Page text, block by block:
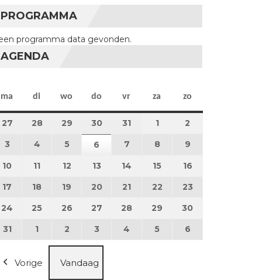
PROGRAMMA
programma data gevonden.
AGENDA
ma maandag
di dinsdag
wo woensdag
do donderdag
vr vrijdag
za zaterdag
zo
27 27 juli 2026
28 28 juli 2026
29 29 juli 2026
3030 juli 2026
31 31 juli 2026
11 augustus 2026
2
3 3 augustus 2026
4 4 augustus 2026
55 augustus 2026
6 6 augustus 2026
7 7 augustus 2026
8 8 augustus 2026
9
10 10 augustus 2026
11 11 augustus 2026
12 12 augustus 2026
13 13 augustus 2026
14 14 augustus 2026
15 15 augustus 2026
16
17 17 augustus 2026
18 18 augustus 2026
19 19 augustus 2026
20 20 augustus 2026
21 21 augustus 2026
22 22 augustus 2026
23
24 24 augustus 2026
25 25 augustus 2026
26 26 augustus 2026
27 27 augustus 2026
28 28 augustus 2026
29 29 augustus 2026
30
3131 augustus 2026
1 1 september 2026
2 2 september 2026
3 3 september 2026
4 4 september 2026
5 5 september 2026
6
Vorige Vandaag